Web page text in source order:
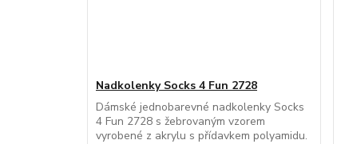
Nadkolenky Socks 4 Fun 2728
Dámské jednobarevné nadkolenky Socks
4 Fun 2728 s žebrovaným vzorem
vyrobené z akrylu s přídavkem polyamidu.